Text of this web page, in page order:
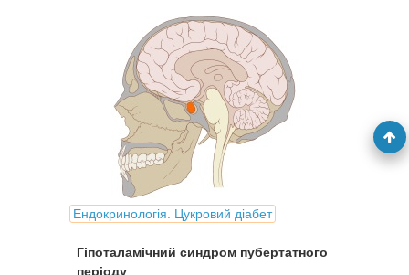
Ендокринологія. Цукровий діабет
Гіпоталамічний синдром пубертатного
періоду